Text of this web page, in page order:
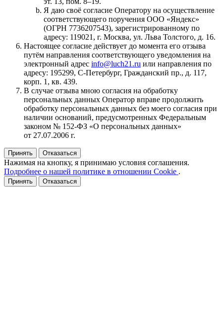
Я даю своё согласие Оператору на осуществление
соответствующего поручения ООО «Яндекс»
(ОГРН 7736207543), зарегистрированному по
адресу: 119021, г. Москва, ул. Льва Толстого, д. 16.
Настоящее согласие действует до момента его отзыва
путём направления соответствующего уведомления на
электронный адрес info@luch21.ru или направления по
адресу: 195299, С‑Петербург, Гражданский пр., д. 117,
корп. 1, кв. 439.
В случае отзыва мною согласия на обработку
персональных данных Оператор вправе продолжить
обработку персональных данных без моего согласия при
наличии оснований, предусмотренных Федеральным
законом № 152‑ФЗ «О персональных данных»
от 27.07.2006 г.
Принять Отказаться
Нажимая на кнопку, я принимаю условия соглашения.
Подробнее о нашей политике в отношении Cookie .
Принять Отказаться